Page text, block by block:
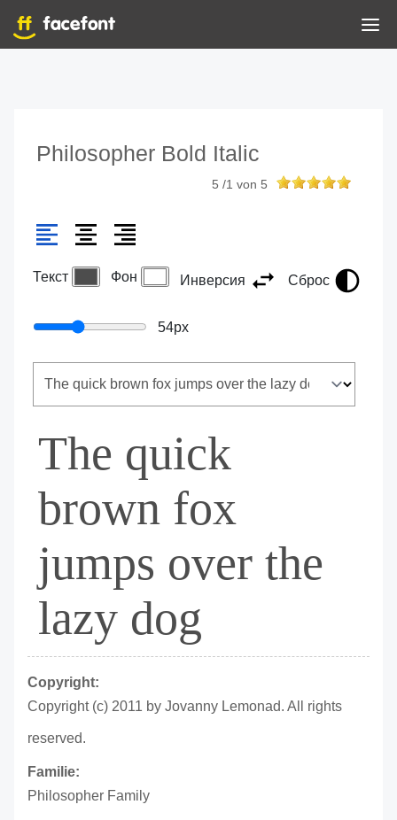
Philosopher Bold Italic
5 /1 von 5
Текст Фон Инверсия Сброс
54px
The quick
brown fox
jumps over the
lazy dog
Copyright:
Copyright (c) 2011 by Jovanny Lemonad. All rights
reserved.
Familie:
Philosopher Family